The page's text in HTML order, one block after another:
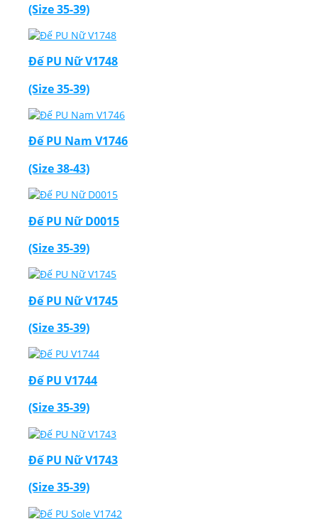
(Size 35-39)
Đế PU Nữ V1748
(Size 35-39)
Đế PU Nam V1746
(Size 38-43)
Đế PU Nữ D0015
(Size 35-39)
Đế PU Nữ V1745
(Size 35-39)
Đế PU V1744
(Size 35-39)
Đế PU Nữ V1743
(Size 35-39)